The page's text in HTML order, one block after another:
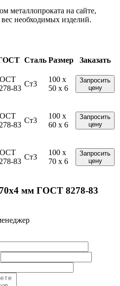
металлопроката на сайте,
необходимых изделий.
Сталь Размер
Заказать
83
Ст3
100 x
50 x 6
Запросить
цену
83
Ст3
100 x
60 x 6
Запросить
цену
83
Ст3
100 x
70 x 6
Запросить
цену
мм ГОСТ 8278-83